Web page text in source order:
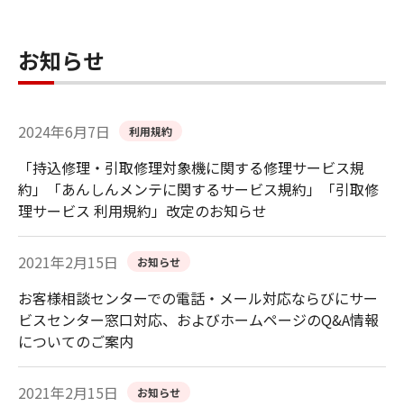
お知らせ
2024年6月7日 利用規約
「持込修理・引取修理対象機に関する修理サービス規
約」「あんしんメンテに関するサービス規約」「引取修
理サービス 利用規約」改定のお知らせ
2021年2月15日 お知らせ
お客様相談センターでの電話・メール対応ならびにサー
ビスセンター窓口対応、およびホームページのQ&A情報
についてのご案内
2021年2月15日 お知らせ